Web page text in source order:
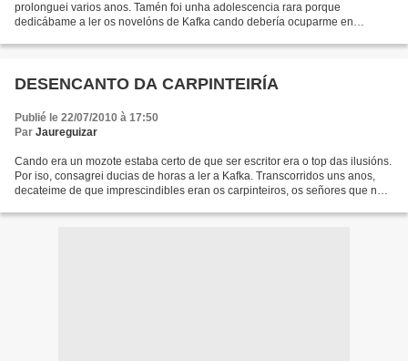
prolonguei varios anos. Tamén foi unha adolescencia rara porque
dedicábame a ler os novelóns de Kafka cando debería ocuparme en
DESENCANTO DA CARPINTEIRÍA
Publié le 22/07/2010 à 17:50
Par Jaureguizar
Cando era un mozote estaba certo de que ser escritor era o top das ilusións.
Por iso, consagrei ducias de horas a ler a Kafka. Transcorridos uns anos,
decateime de que imprescindibles eran os carpinteiros, os señores que nos